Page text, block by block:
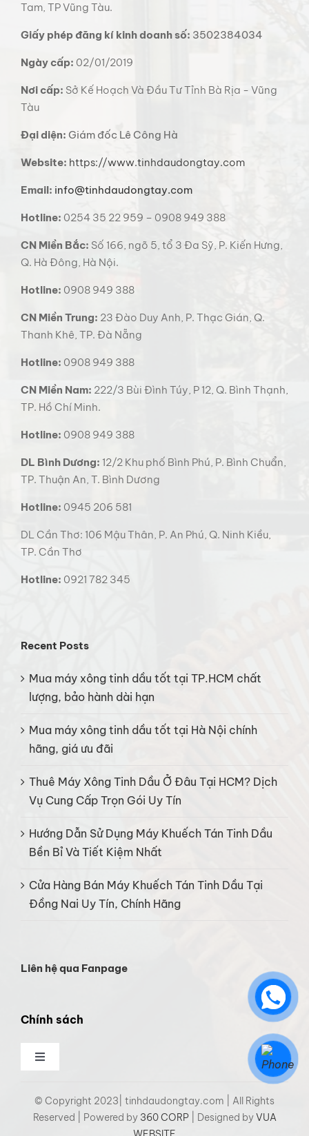
Tam, TP Vũng Tàu.
Giấy phép đăng kí kinh doanh số: 3502384034
Ngày cấp: 02/01/2019
Nơi cấp: Sở Kế Hoạch Và Đầu Tư Tỉnh Bà Rịa - Vũng
Tàu
Đại diện: Giám đốc Lê Công Hà
Website: https://www.tinhdaudongtay.com
Email: info@tinhdaudongtay.com
Hotline: 0254 35 22 959 – 0908 949 388
CN Miền Bắc: Số 166, ngõ 5, tổ 3 Đa Sỹ, P. Kiến Hưng,
Q. Hà Đông, Hà Nội.
Hotline: 0908 949 388
CN Miền Trung: 23 Đào Duy Anh, P. Thạc Gián, Q.
Thanh Khê, TP. Đà Nẵng
Hotline: 0908 949 388
CN Miền Nam: 222/3 Bùi Đình Túy, P 12, Q. Bình Thạnh,
TP. Hồ Chí Minh.
Hotline: 0908 949 388
DL Bình Dương: 12/2 Khu phố Bình Phú, P. Bình Chuẩn,
TP. Thuận An, T. Bình Dương
Hotline: 0945 206 581
DL Cần Thơ: 106 Mậu Thân, P. An Phú, Q. Ninh Kiều,
TP. Cần Thơ
Hotline: 0921 782 345
Recent Posts
Mua máy xông tinh dầu tốt tại TP.HCM chất
lượng, bảo hành dài hạn
Mua máy xông tinh dầu tốt tại Hà Nội chính
hãng, giá ưu đãi
Thuê Máy Xông Tinh Dầu Ở Đâu Tại HCM? Dịch
Vụ Cung Cấp Trọn Gói Uy Tín
Hướng Dẫn Sử Dụng Máy Khuếch Tán Tinh Dầu
Bền Bỉ Và Tiết Kiệm Nhất
Cửa Hàng Bán Máy Khuếch Tán Tinh Dầu Tại
Đồng Nai Uy Tín, Chính Hãng
Liên hệ qua Fanpage
Chính sách
Toggle
© Copyright 2023| tinhdaudongtay.com | All Rights
Reserved | Powered by 360 CORP| Designed byVUA